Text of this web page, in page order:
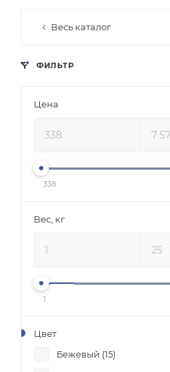
Весь каталог
ФИЛЬТР
Цена
338
Вес, кг
1
Цвет
Бежевый (15)